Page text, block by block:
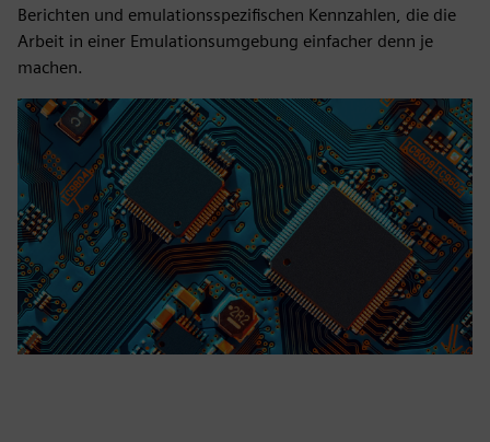
Berichten und emulationsspezifischen Kennzahlen, die die
Arbeit in einer Emulationsumgebung einfacher denn je
machen.